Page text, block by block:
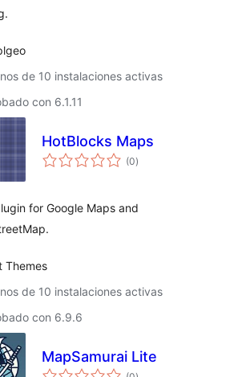
de 10 instalaciones activas
con 6.1.11
HotBlocks Maps
(0valoraciones
en
)
for Google Maps and
Themes
de 10 instalaciones activas
con 6.9.6
MapSamurai Lite
valoraciones